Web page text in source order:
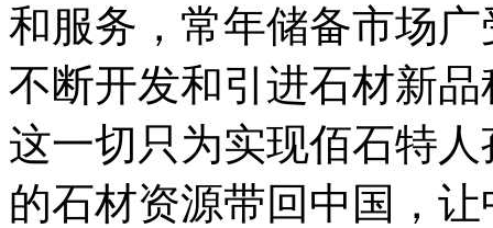
和服务，常年储备市场
不断开发和引进石材新
这一切只为实现佰石特
的石材资源带回中国，